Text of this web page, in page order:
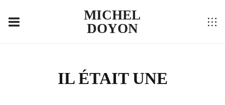
MICHEL
DOYON
IL ÉTAIT UNE